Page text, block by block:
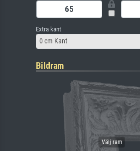
Extra kant
0 cm Kant
Bildram